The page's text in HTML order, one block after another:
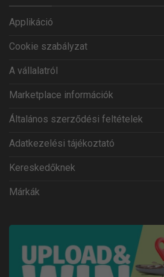
Applikáció
Cookie szabályzat
A vállalatról
Marketplace információk
Általános szerződési feltételek
Adatkezelési tájékoztató
Kereskedőknek
Márkák